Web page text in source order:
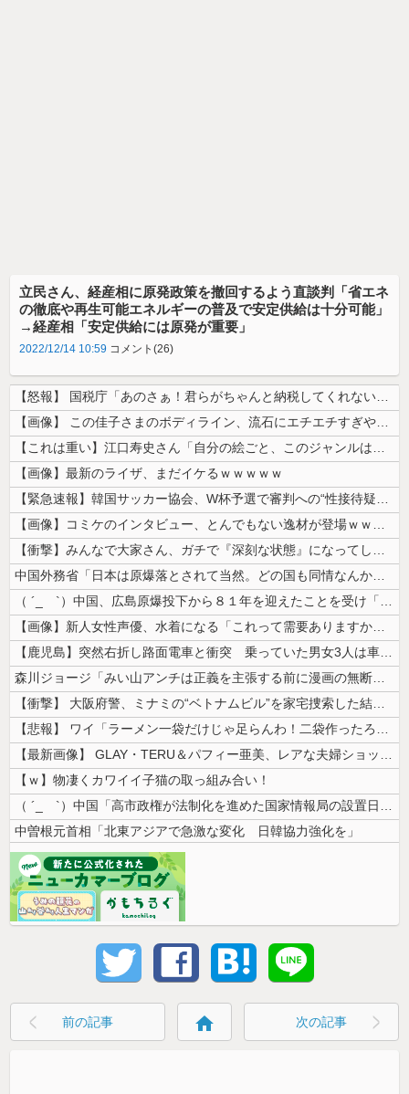
立民さん、経産相に原発政策を撤回するよう直談判「省エネ
の徹底や再生可能エネルギーの普及で安定供給は十分可能」
→経産相「安定供給には原発が重要」
2022/12/14 10:59 コメント(26)
【怒報】 国税庁「あのさぁ！君らがちゃんと納税してくれないとこうなっち...
【画像】 この佳子さまのボディライン、流石にエチエチすぎやろ！
【これは重い】江口寿史さん「自分の絵ごと、このジャンルはそろそろ終わり...
【画像】最新のライザ、まだイケるｗｗｗｗｗ
【緊急速報】韓国サッカー協会、W杯予選で審判への“性接待疑惑”が発覚し...
【画像】コミケのインタビュー、とんでもない逸材が登場ｗｗｗｗｗｗ 【P...
【衝撃】みんなで大家さん、ガチで『深刻な状態』になってしまう・・・・
中国外務省「日本は原爆落とされて当然。どの国も同情なんかしない」
（ ´_ゝ`）中国、広島原爆投下から８１年を迎えたことを受け「日本は原...
【画像】新人女性声優、水着になる「これって需要ありますか？」
【鹿児島】突然右折し路面電車と衝突 乗っていた男女3人は車を放置しダッ...
森川ジョージ「みい山アンチは正義を主張する前に漫画の無断転載をやめろよ...
【衝撃】 大阪府警、ミナミの“ベトナムビル”を家宅捜索した結果・・・・...
【悲報】 ワイ「ラーメン一袋だけじゃ足らんわ！二袋作ったろ！」→結果ｗ...
【最新画像】 GLAY・TERU＆パフィー亜美、レアな夫婦ショットを公...
【ｗ】物凄くカワイイ子猫の取っ組み合い！
（ ´_ゝ`）中国「高市政権が法制化を進めた国家情報局の設置日が7月3...
中曽根元首相「北東アジアで急激な変化 日韓協力強化を」
前の記事 home 次の記事